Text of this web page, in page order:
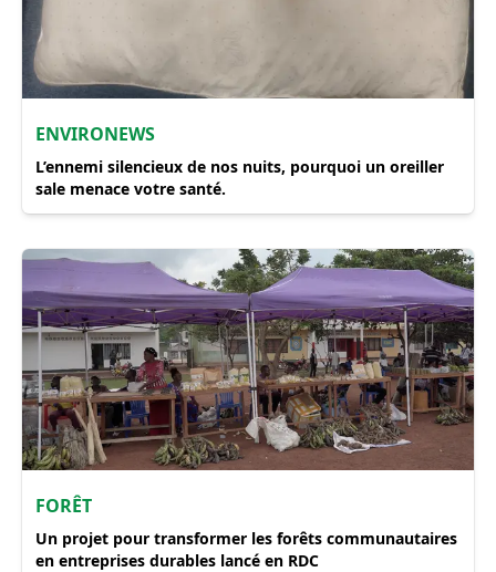
ENVIRONEWS
​L’ennemi silencieux de nos nuits, pourquoi un oreiller
sale menace votre santé.
FORÊT
Un projet pour transformer les forêts communautaires
en entreprises durables lancé en RDC